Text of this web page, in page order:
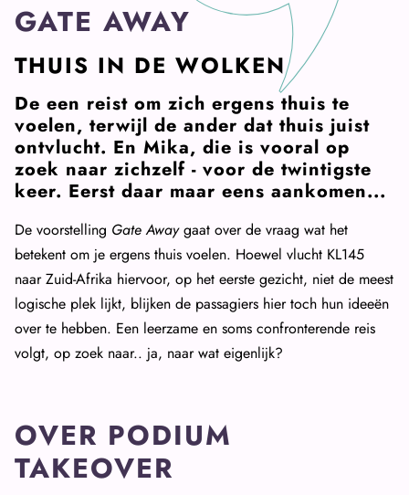
GATE AWAY
THUIS IN DE WOLKEN
De een reist om zich ergens thuis te
voelen, terwijl de ander dat thuis juist
ontvlucht. En Mika, die is vooral op
zoek naar zichzelf - voor de twintigste
keer. Eerst daar maar eens aankomen...
De voorstelling Gate Awaygaat over de vraag wat het
betekent om je ergens thuis voelen. Hoewel vlucht KL145
naar Zuid-Afrika hiervoor, op het eerste gezicht, niet de meest
logische plek lijkt, blijken de passagiers hier toch hun ideeën
over te hebben. Een leerzame en soms confronterende reis
volgt, op zoek naar.. ja, naar wat eigenlijk?
OVER PODIUM
TAKEOVER